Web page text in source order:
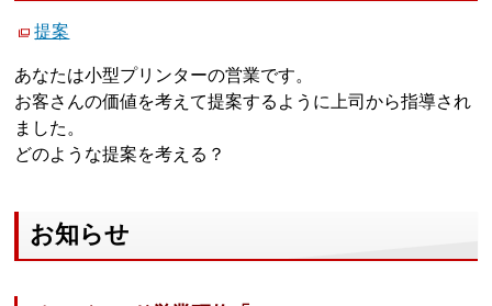
提案
あなたは小型プリンターの営業です。
お客さんの価値を考えて提案するように上司から指導され
ました。
どのような提案を考える？
お知らせ